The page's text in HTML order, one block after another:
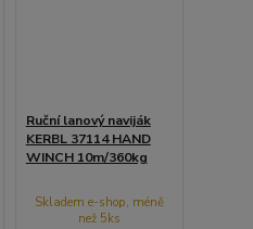
Ruční lanový naviják
KERBL 37114 HAND
WINCH 10m/360kg
Skladem e-shop, méně
než 5ks